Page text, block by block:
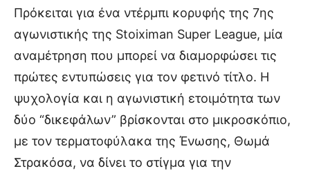
Πρόκειται για ένα ντέρμπι κορυφής της 7ης
αγωνιστικής της Stoiximan Super League, μία
αναμέτρηση που μπορεί να διαμορφώσει τις
πρώτες εντυπώσεις για τον φετινό τίτλο. Η
ψυχολογία και η αγωνιστική ετοιμότητα των
δύο “δικεφάλων” βρίσκονται στο μικροσκόπιο,
με τον τερματοφύλακα της Ένωσης, Θωμά
Στρακόσα, να δίνει το στίγμα για την